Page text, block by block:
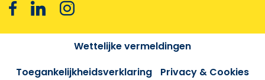
Wettelijke vermeldingen
Toegankelijkheidsverklaring
Privacy & Cookies